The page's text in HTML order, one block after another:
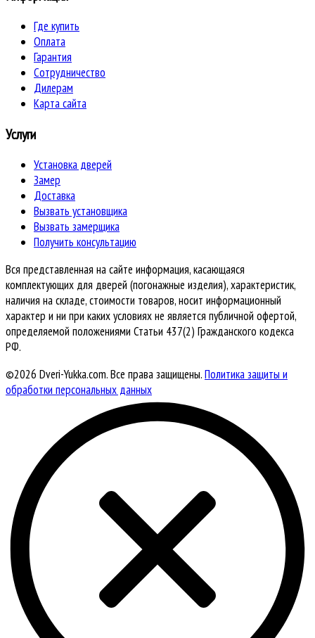
Где купить
Оплата
Гарантия
Сотрудничество
Дилерам
Карта сайта
Услуги
Установка дверей
Замер
Доставка
Вызвать установщика
Вызвать замерщика
Получить консультацию
Вся представленная на сайте информация, касающаяся
комплектующих для дверей (погонажные изделия), характеристик,
наличия на складе, стоимости товаров, носит информационный
характер и ни при каких условиях не является публичной офертой,
определяемой положениями Статьи 437(2) Гражданского кодекса
РФ.
©2026 Dveri-Yukka.com. Все права защищены.Политика защиты и
обработки персональных данных